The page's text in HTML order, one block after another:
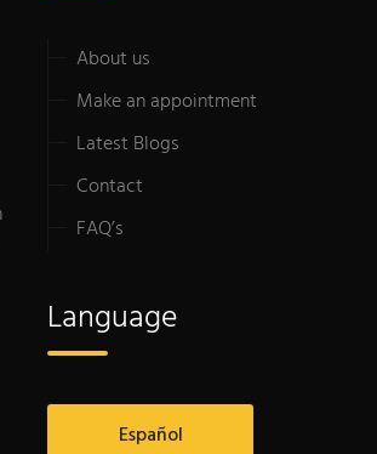
About us
Make an appointment
Latest Blogs
Contact
FAQ’s
Language
Español